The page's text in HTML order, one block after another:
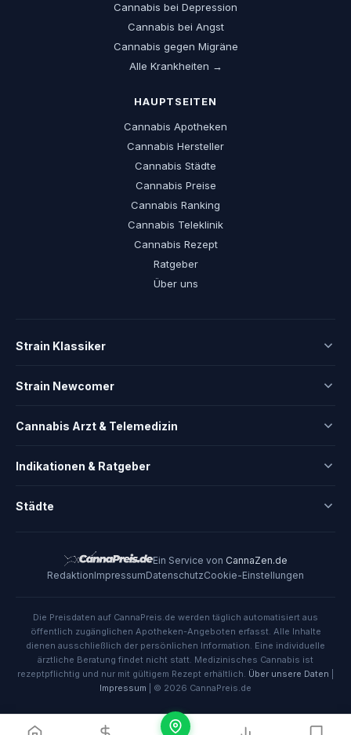
Cannabis bei Depression
Cannabis bei Angst
Cannabis gegen Migräne
Alle Krankheiten →
HAUPTSEITEN
Cannabis Apotheken
Cannabis Hersteller
Cannabis Städte
Cannabis Preise
Cannabis Ranking
Cannabis Teleklinik
Cannabis Rezept
Ratgeber
Über uns
Strain Klassiker
Strain Newcomer
Cannabis Arzt & Telemedizin
Indikationen & Ratgeber
Städte
Ein Service von CannaZen.de
RedaktionImpressumDatenschutzCookie-Einstellungen
Die Preisdaten auf CannaPreis.de werden täglich automatisiert aus
öffentlich zugänglichen Apotheken-Angeboten erfasst. Alle Inhalte
dienen ausschließlich der persönlichen Information. Eine individuelle
ärztliche Beratung findet nicht statt. Medizinisches Cannabis ist
rezeptpflichtig und nur mit gültigem Rezept erhältlich. Über unsere Daten
Impressum | © 2026 CannaPreis.de